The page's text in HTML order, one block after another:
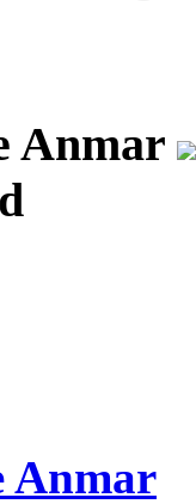
Anmar
Anmar